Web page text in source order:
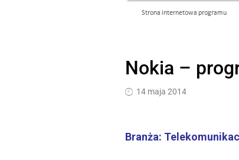
Nokia –
14 maja 2014
Branża: